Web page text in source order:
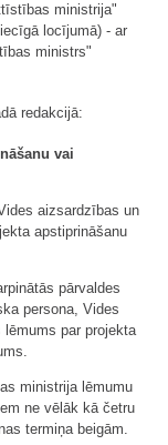
ministrija"
locījumā) - ar
ministrs"
redakcijā:
vai
aizsardzības un
apstiprināšanu
pārvaldes
persona, Vides
par projekta
ministrija lēmumu
ne vēlāk kā četru
termiņa beigām.